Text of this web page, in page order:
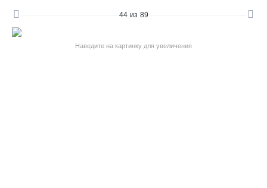
44 из 89
Наведите на картинку для увеличения